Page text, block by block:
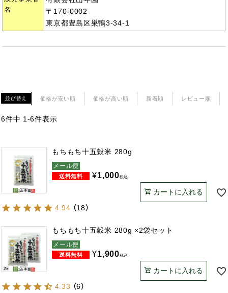
名
〒170-0002
東京都豊島区巣鴨3-34-1
並び替え 価格が安い順 価格が高い順 新着順 レビュー順
6件中 1 -6件表示
もちもち十五穀米 280g
メール便
¥1,000税込
カートに入れる
4.94 （18）
もちもち十五穀米 280g ×2袋セット
メール便
¥1,900税込
カートに入れる
4.33 （6）